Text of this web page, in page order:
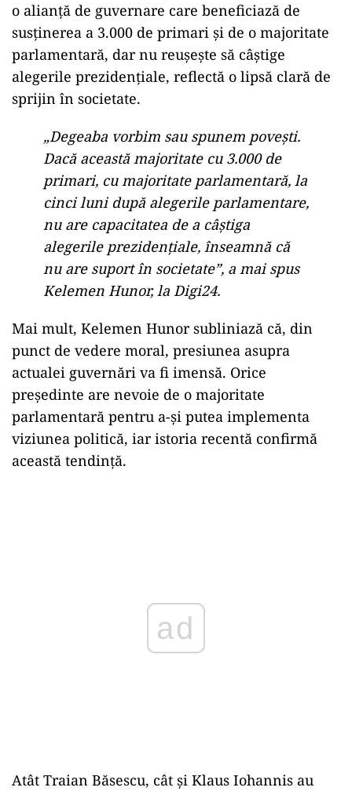
o alianță de guvernare care beneficiază de
susținerea a 3.000 de primari și de o majoritate
parlamentară, dar nu reușește să câștige
alegerile prezidențiale, reflectă o lipsă clară de
sprijin în societate.
„Degeaba vorbim sau spunem povești.
Dacă această majoritate cu 3.000 de
primari, cu majoritate parlamentară, la
cinci luni după alegerile parlamentare,
nu are capacitatea de a câștiga
alegerile prezidențiale, înseamnă că
nu are suport în societate”, a mai spus
Kelemen Hunor, la Digi24.
Mai mult, Kelemen Hunor subliniază că, din
punct de vedere moral, presiunea asupra
actualei guvernări va fi imensă. Orice
președinte are nevoie de o majoritate
parlamentară pentru a-și putea implementa
viziunea politică, iar istoria recentă confirmă
această tendință.
ad
Atât Traian Băsescu, cât și Klaus Iohannis au